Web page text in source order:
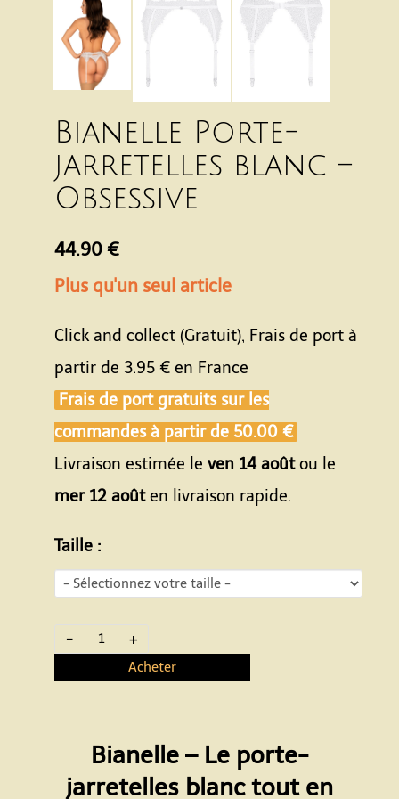
Bianelle Porte-
jarretelles blanc –
Obsessive
44.90 €
Plus qu'un seul article
Click and collect (Gratuit), Frais de port à
partir de 3.95 € en France
Frais de port gratuits sur les
commandes à partir de 50.00 €
Livraison estimée le ven 14 aoûtou le
mer 12 aoûten livraison rapide.
Taille :
- +
Acheter
Bianelle – Le porte-
jarretelles blanc tout en